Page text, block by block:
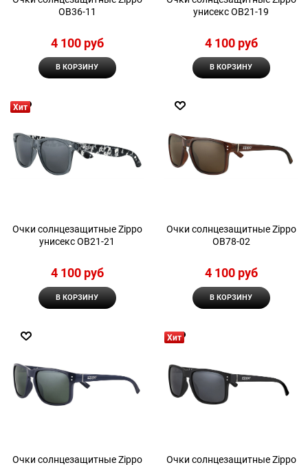
OB36-11
4 100 руб
В КОРЗИНУ
унисекс OB21-19
4 100 руб
В КОРЗИНУ
Хит
Очки солнцезащитные Zippo
унисекс OB21-21
4 100 руб
В КОРЗИНУ
Очки солнцезащитные Zippo
OB78-02
4 100 руб
В КОРЗИНУ
Очки солнцезащитные Zippo
Хит
Очки солнцезащитные Zippo